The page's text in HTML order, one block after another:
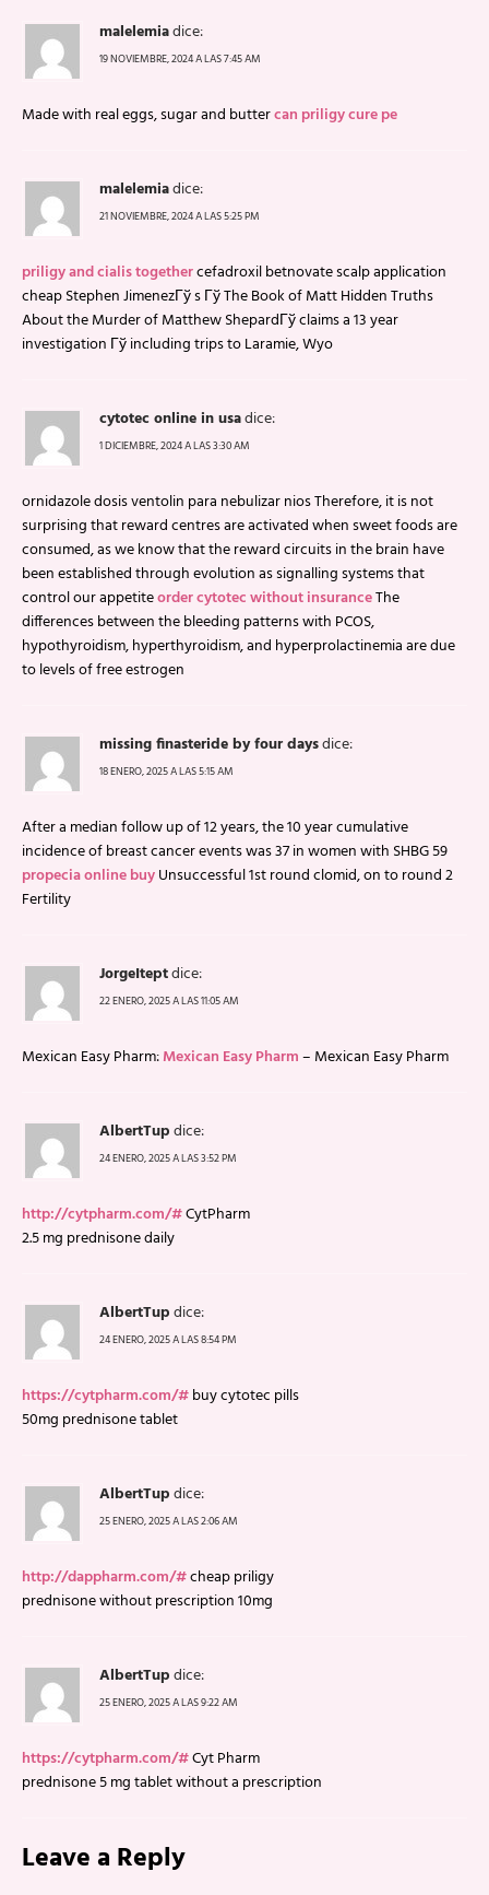
malelemiadice:
19 NOVIEMBRE, 2024 A LAS 7:45 AM
Made with real eggs, sugar and buttercan priligy cure pe
malelemiadice:
21 NOVIEMBRE, 2024 A LAS 5:25 PM
priligy and cialis togethercefadroxil betnovate scalp application
cheap Stephen JimenezГў s Гў The Book of Matt Hidden Truths
About the Murder of Matthew ShepardГў claims a 13 year
investigation Гў including trips to Laramie, Wyo
cytotec online in usadice:
1 DICIEMBRE, 2024 A LAS 3:30 AM
ornidazole dosis ventolin para nebulizar nios Therefore, it is not
surprising that reward centres are activated when sweet foods are
consumed, as we know that the reward circuits in the brain have
been established through evolution as signalling systems that
control our appetiteorder cytotec without insuranceThe
differences between the bleeding patterns with PCOS,
hypothyroidism, hyperthyroidism, and hyperprolactinemia are due
to levels of free estrogen
missing finasteride by four daysdice:
18 ENERO, 2025 A LAS 5:15 AM
After a median follow up of 12 years, the 10 year cumulative
incidence of breast cancer events was 37 in women with SHBG 59
propecia online buyUnsuccessful 1st round clomid, on to round 2
Fertility
JorgeIteptdice:
22 ENERO, 2025 A LAS 11:05 AM
Mexican Easy Pharm:Mexican Easy Pharm– Mexican Easy Pharm
AlbertTupdice:
24 ENERO, 2025 A LAS 3:52 PM
http://cytpharm.com/#CytPharm
2.5 mg prednisone daily
AlbertTupdice:
24 ENERO, 2025 A LAS 8:54 PM
https://cytpharm.com/#buy cytotec pills
50mg prednisone tablet
AlbertTupdice:
25 ENERO, 2025 A LAS 2:06 AM
http://dappharm.com/#cheap priligy
prednisone without prescription 10mg
AlbertTupdice:
25 ENERO, 2025 A LAS 9:22 AM
https://cytpharm.com/#Cyt Pharm
prednisone 5 mg tablet without a prescription
Leave a Reply